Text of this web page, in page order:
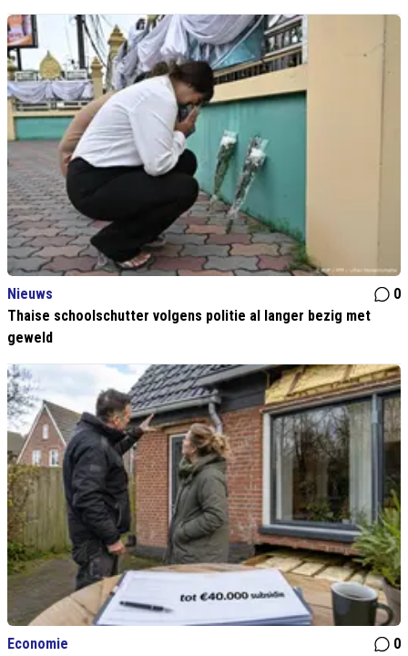
Nieuws
0
Thaise schoolschutter volgens politie al langer bezig met
geweld
Economie
0